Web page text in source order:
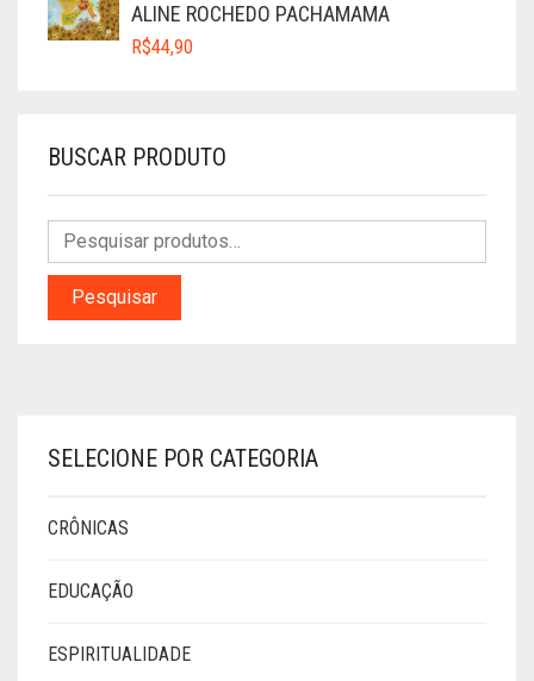
ALINE ROCHEDO PACHAMAMA
R$44,90
BUSCAR PRODUTO
Pesquisar
SELECIONE POR CATEGORIA
CRÔNICAS
EDUCAÇÃO
ESPIRITUALIDADE